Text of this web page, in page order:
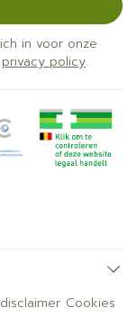
in voor onze
privacy policy.
Cookies